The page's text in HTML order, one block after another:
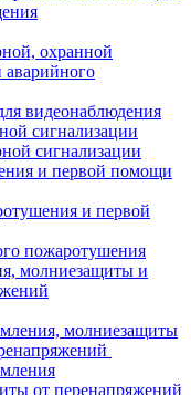
охранной
аварийного
видеонаблюдения
сигнализации
сигнализации
и первой помощи
и первой
пожаротушения
молниезащиты и
молниезащиты
от перенапряжений